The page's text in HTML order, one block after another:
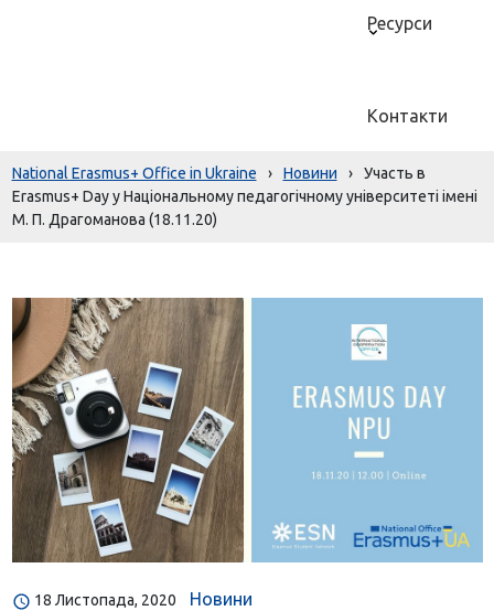
Ресурси
Контакти
National Erasmus+ Office in Ukraine › Новини ›
Участь в
Erasmus+ Day у Національному педагогічному університеті імені
М. П. Драгоманова (18.11.20)
18 Листопада, 2020 Новини